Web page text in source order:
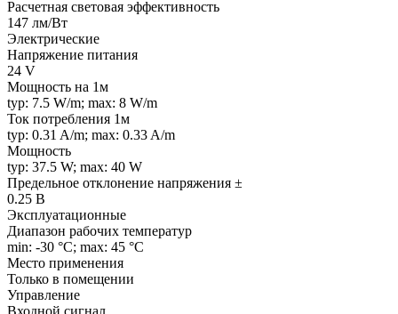
Расчетная световая эффективность
147 лм/Вт
Электрические
Напряжение питания
24 V
Мощность на 1м
typ: 7.5 W/m; max: 8 W/m
Ток потребления 1м
typ: 0.31 A/m; max: 0.33 A/m
Мощность
typ: 37.5 W; max: 40 W
Предельное отклонение напряжения ±
0.25 В
Эксплуатационные
Диапазон рабочих температур
min: -30 °C; max: 45 °C
Место применения
Только в помещении
Управление
Входной сигнал